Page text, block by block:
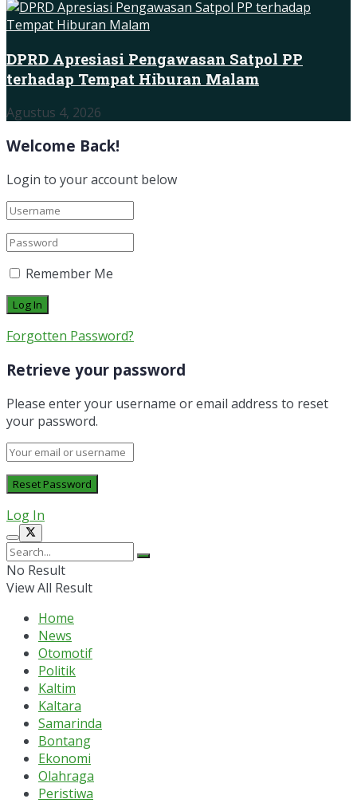
DPRD Apresiasi Pengawasan Satpol PP
terhadap Tempat Hiburan Malam
Agustus 4, 2026
Welcome Back!
Login to your account below
Remember Me
Forgotten Password?
Retrieve your password
Please enter your username or email address to reset
your password.
Log In
No Result
View All Result
Home
News
Otomotif
Politik
Kaltim
Kaltara
Samarinda
Bontang
Ekonomi
Olahraga
Peristiwa